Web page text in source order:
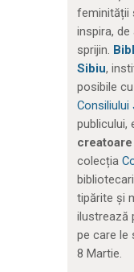
feminității
inspira,
sprijin.
Sibiu,
posibile
Consiliului
publicului,
colecția
tipărite și
ilustrează
pe care le
8 Martie.